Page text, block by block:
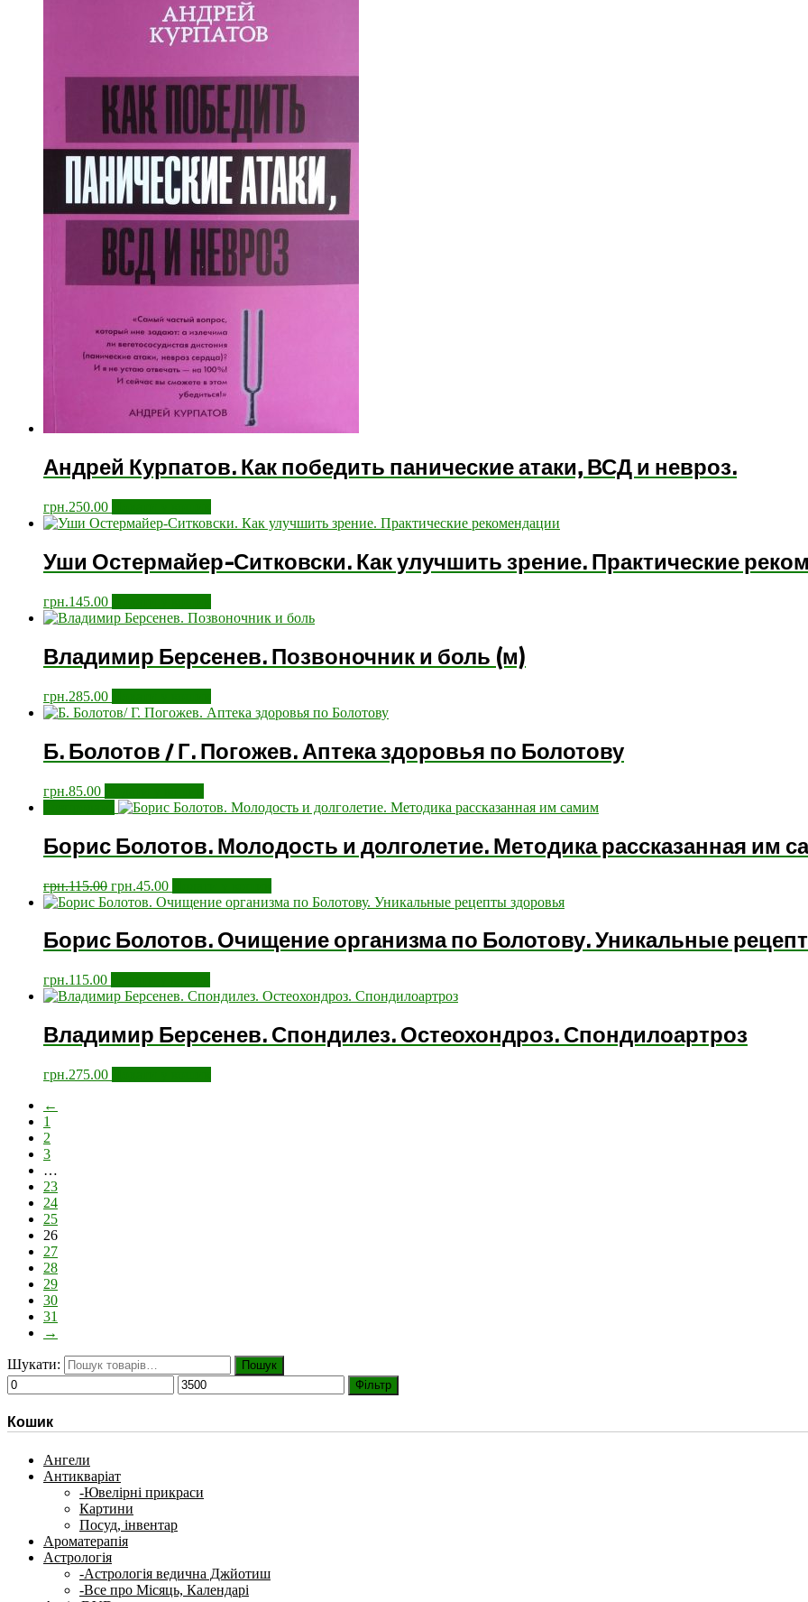
Андрей Курпатов. Как победить панические атаки, ВСД и невроз.
грн.250.00
Уши Остермайер-Ситковски. Как улучшить зрение. Практические
грн.145.00
Владимир Берсенев. Позвоночник и боль (м)
грн.285.00
Б. Болотов / Г. Погожев. Аптека здоровья по Болотову
грн.85.00
Борис Болотов. Молодость и долголетие. Методика рассказанная им
грн.115.00 грн.45.00
Борис Болотов. Очищение организма по Болотову. Уникальные
грн.115.00
Владимир Берсенев. Спондилез. Остеохондроз. Спондилоартроз
грн.275.00
←
1
2
3
…
23
24
25
26
27
28
29
30
31
→
Шукати:
Пошук
Фільтр
Кошик
Ангели
Антикваріат
-Ювелірні прикраси
Картини
Посуд, інвентар
Ароматерапія
Астрологія
-Астрологія ведична Джйотиш
-Все про Місяць, Календарі